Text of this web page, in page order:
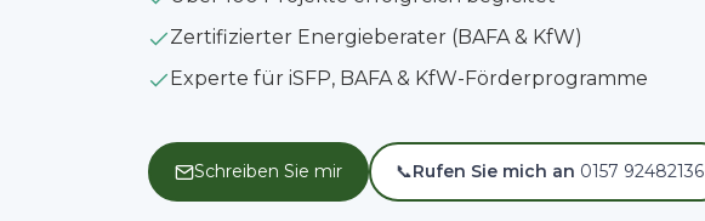
Zertifizierter Energieberater (BAFA & KfW)
Experte für iSFP, BAFA & KfW-Förderprogramme
Schreiben Sie mir 📞Rufen Sie mich an 0157 92482136